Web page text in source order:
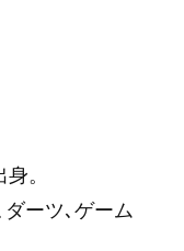
。
ーツ､ゲーム